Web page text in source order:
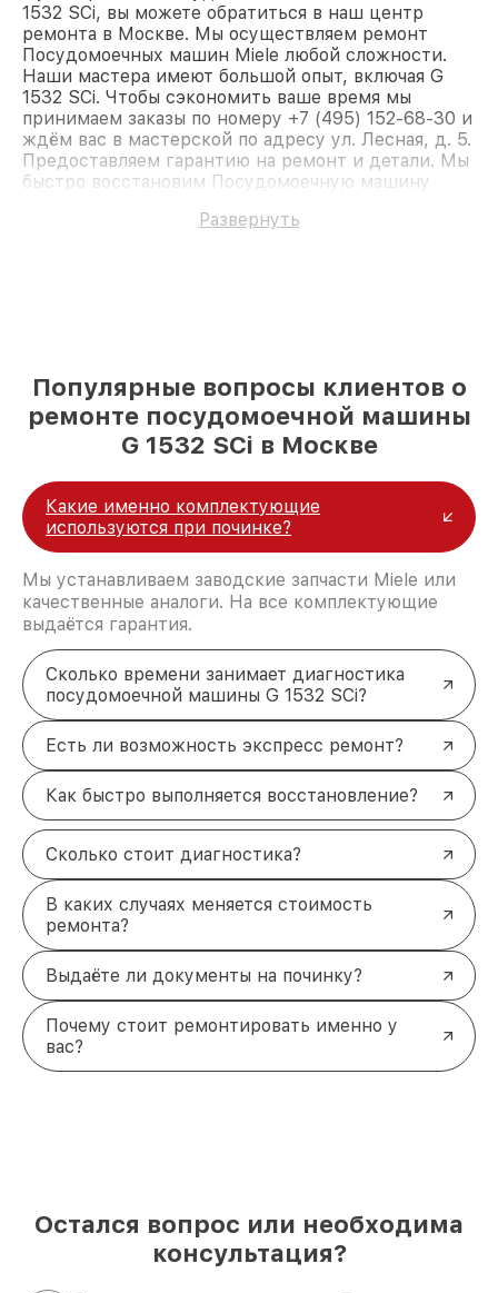
1532 SCi, вы можете обратиться в наш центр
ремонта в Москве. Мы осуществляем ремонт
Посудомоечных машин Miele любой сложности.
Наши мастера имеют большой опыт, включая G
1532 SCi. Чтобы сэкономить ваше время мы
принимаем заказы по номеру +7 (495) 152-68-30 и
ждём вас в мастерской по адресу ул. Лесная, д. 5.
Предоставляем гарантию на ремонт и детали. Мы
быстро восстановим Посудомоечную машину
Развернуть
Популярные вопросы клиентов о
ремонте посудомоечной машины
G 1532 SCi в Москве
Какие именно комплектующие
используются при починке?
Мы устанавливаем заводские запчасти Miele или
качественные аналоги. На все комплектующие
выдаётся гарантия.
Сколько времени занимает диагностика
посудомоечной машины G 1532 SCi?
Есть ли возможность экспресс ремонт?
Как быстро выполняется восстановление?
Сколько стоит диагностика?
В каких случаях меняется стоимость
ремонта?
Выдаёте ли документы на починку?
Почему стоит ремонтировать именно у
вас?
Остался вопрос или необходима
консультация?